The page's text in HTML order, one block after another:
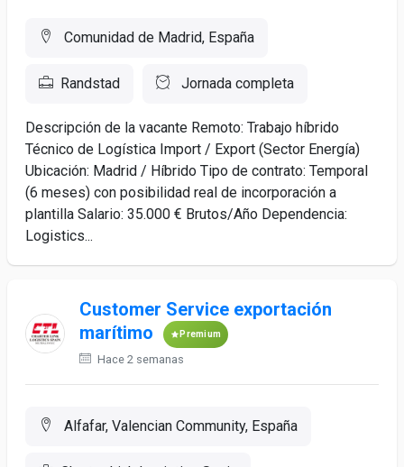
Comunidad de Madrid, España
Randstad Jornada completa
Descripción de la vacante Remoto: Trabajo híbrido
Técnico de Logística Import / Export (Sector Energía)
Ubicación: Madrid / Híbrido Tipo de contrato: Temporal
(6 meses) con posibilidad real de incorporación a
plantilla Salario: 35.000 € Brutos/Año Dependencia:
Logistics...
Customer Service exportación
marítimo
Premium
Hace 2 semanas
Alfafar, Valencian Community, España